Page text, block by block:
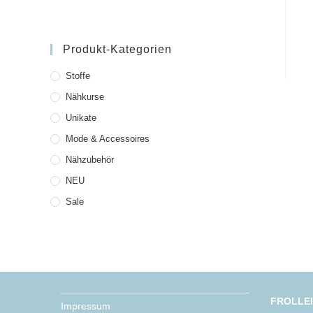
Produkt-Kategorien
Stoffe
Nähkurse
Unikate
Mode & Accessoires
Nähzubehör
NEU
Sale
Impressum